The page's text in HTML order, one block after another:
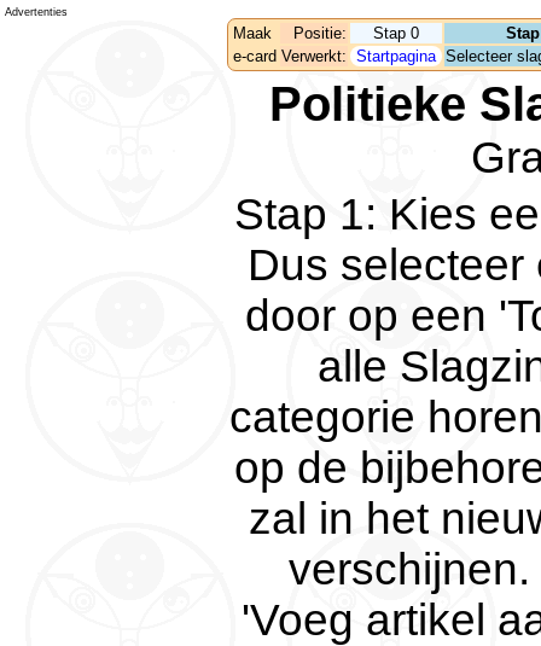
Advertenties
Maak Positie: Stap 0
e-card Verwerkt: Startpagina Selecteer
Politieke
Stap 1: Kies
Dus
door op een
alle
categorie
op de
zal in het
verschijnen.
'Voeg artikel